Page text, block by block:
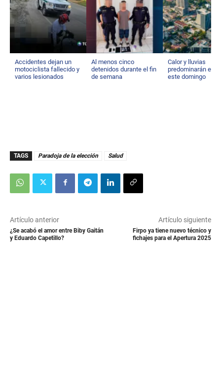
Accidentes dejan un
motociclista fallecido y
varios lesionados
Al menos cinco
detenidos durante el fin
de semana
Calor y lluvias
predominarán el
este domingo
TAGS Paradoja de la elección Salud
Artículo anterior
¿Se acabó el amor entre Biby Gaitán
y Eduardo Capetillo?
Artículo siguiente
Firpo ya tiene nuevo técnico y
fichajes para el Apertura 2025